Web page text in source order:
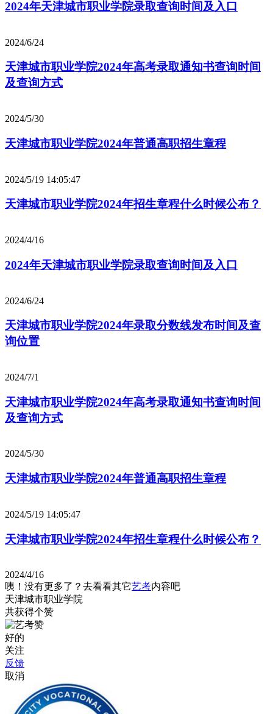
2024年天津城市职业学院录取查询时间及入口
2024/6/24
天津城市职业学院2024年高考录取通知书查询时间
及查询方式
2024/5/30
天津城市职业学院2024年普通高职招生章程
2024/5/19 14:05:47
天津城市职业学院2024年招生章程什么时候公布？
2024/4/16
2024年天津城市职业学院录取查询时间及入口
2024/6/24
天津城市职业学院2024年录取分数线发布时间及查
询位置
2024/7/1
天津城市职业学院2024年高考录取通知书查询时间
及查询方式
2024/5/30
天津城市职业学院2024年普通高职招生章程
2024/5/19 14:05:47
天津城市职业学院2024年招生章程什么时候公布？
2024/4/16
咦！没有更多了？去看看其它艺考内容吧
天津城市职业学院
共获得个赞
好的
关注
反馈
取消